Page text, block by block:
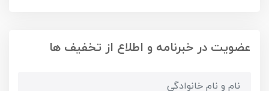
عضویت در خبرنامه و اطلاع از تخفیف ها